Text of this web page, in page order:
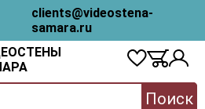
clients@videostena-
samara.ru
Поиск